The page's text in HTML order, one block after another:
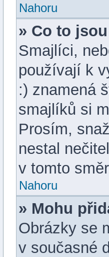
Nahoru
» Co to
Smajlíci,
používají k
:) znamená
smajlíků si
Prosím,
nestal
v tomto
Nahoru
» Mohu
Obrázky se
v současné